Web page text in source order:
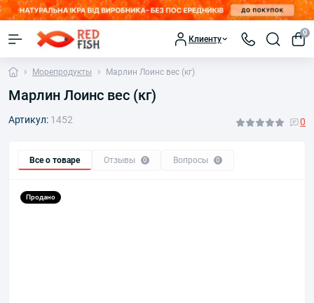
Клиенту
0
Морепродукты Марлин Лоинс вес (кг)
Марлин Лоинс вес (кг)
Артикул: 1452 0
Все о товаре Отзывы 0 Вопросы 0
Продано